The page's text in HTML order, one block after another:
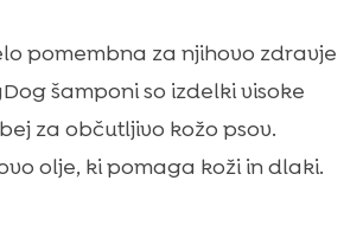
pomembna za njihovo zdravje
šamponi so izdelki visoke
za občutljivo kožo psov.
olje, ki pomaga koži in dlaki.